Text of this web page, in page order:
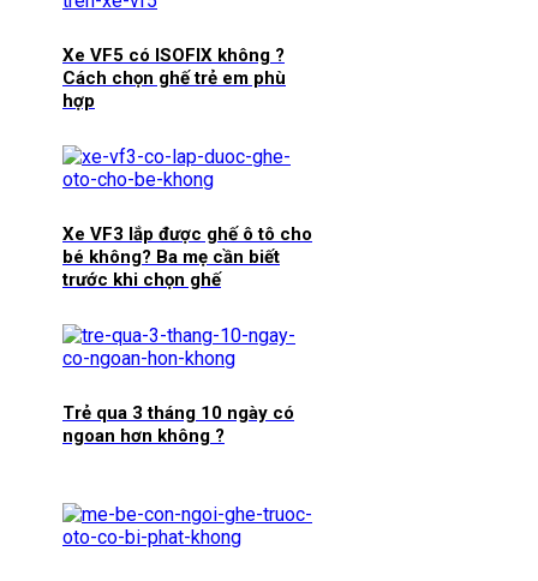
Xe VF5 có ISOFIX không ?
Cách chọn ghế trẻ em phù
hợp
Xe VF3 lắp được ghế ô tô cho
bé không? Ba mẹ cần biết
trước khi chọn ghế
Trẻ qua 3 tháng 10 ngày có
ngoan hơn không ?